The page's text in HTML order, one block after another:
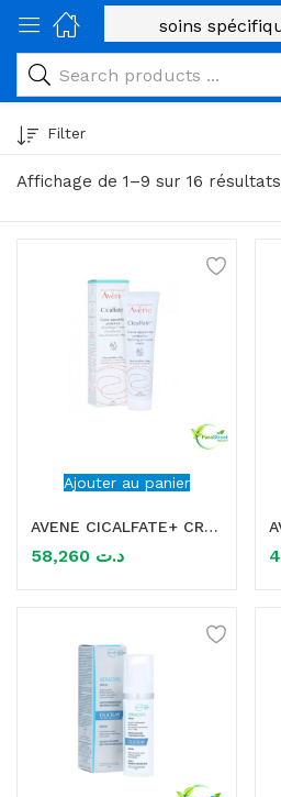
alimentaires)
médical)
Affichage de 1–9 sur 16 résultats
Filter
Ajouter au panier
AVENE CICALFATE+ CREME REPARATRICE PROTECTRICE 100ML
د.ت